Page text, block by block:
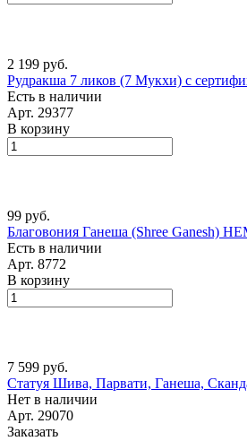
2 199 руб.
Рудракша 7 ликов (7 Мукхи) с
Есть в наличии
Арт. 29377
В корзину
99 руб.
Благовония Ганеша (Shree Ganesh)
Есть в наличии
Арт. 8772
В корзину
7 599 руб.
Статуя Шива, Парвати, Ганеша,
Нет в наличии
Арт. 29070
Заказать